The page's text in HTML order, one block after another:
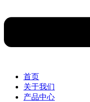
首页
关于我们
产品中心